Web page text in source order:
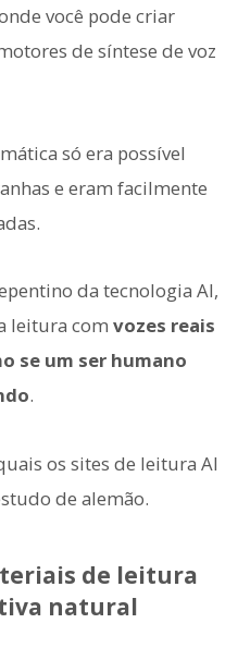
você pode criar
de síntese de voz
só era possível
e eram facilmente
da tecnologia AI,
leitura com vozes reais
se um ser humano
.
os sites de leitura AI
de alemão.
de leitura
natural